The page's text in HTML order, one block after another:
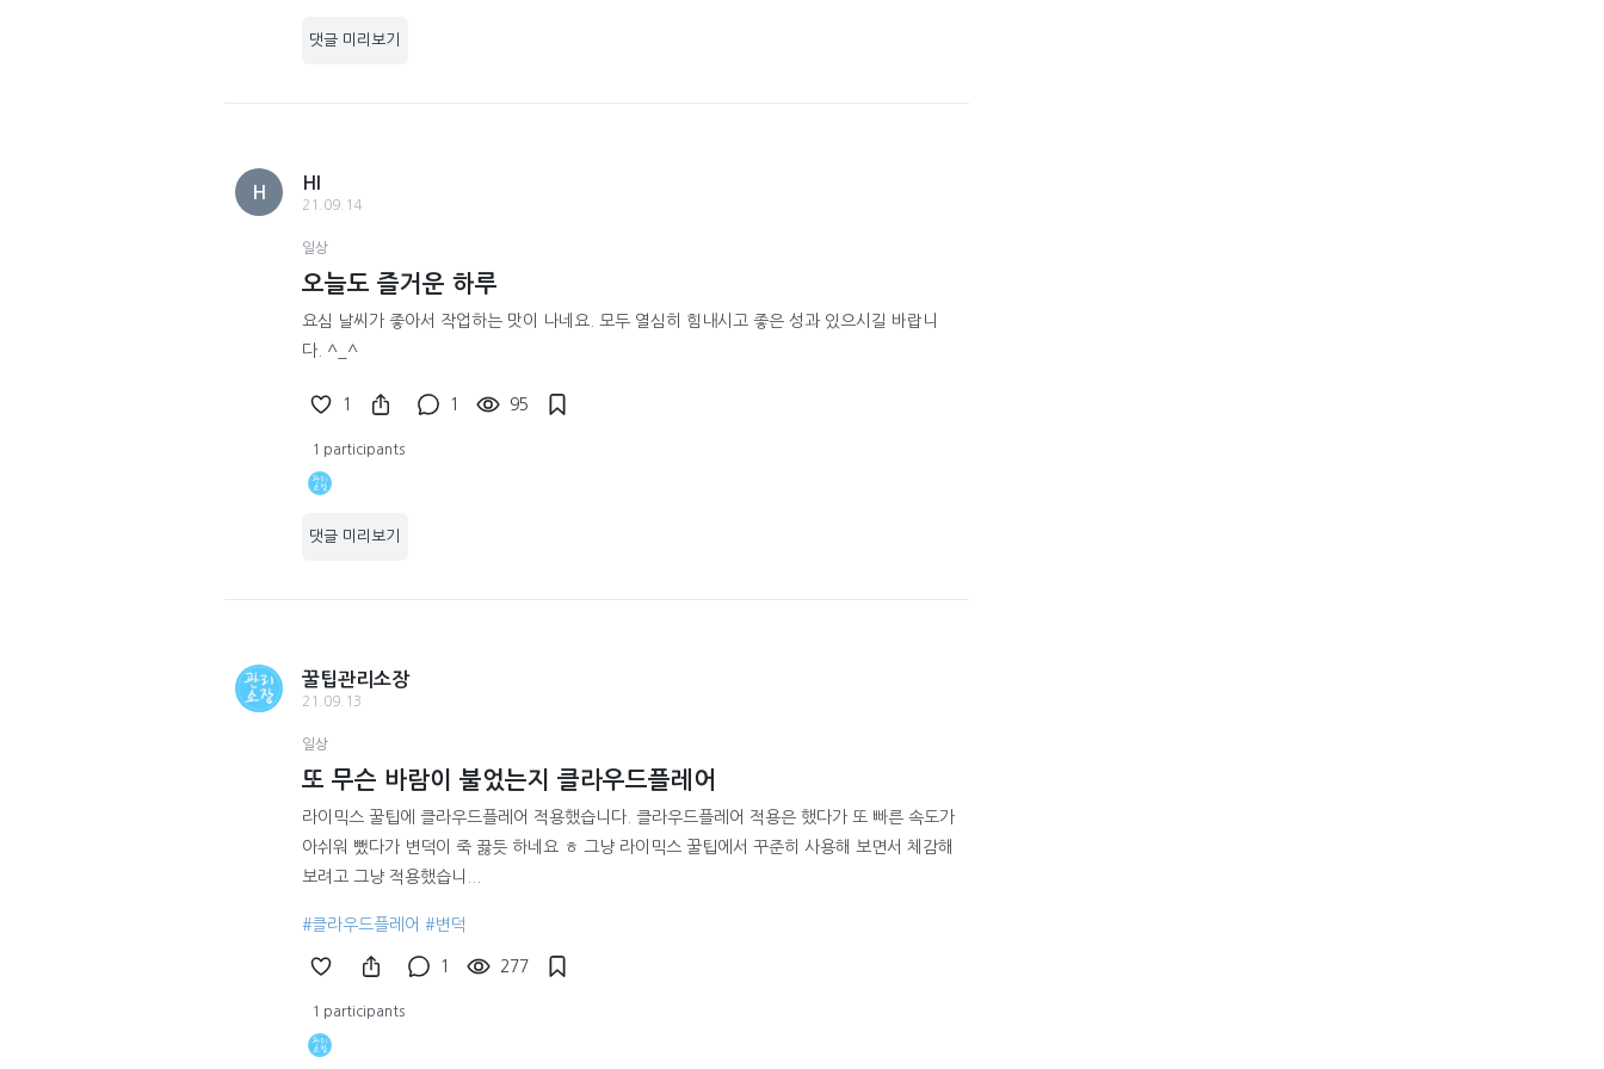
댓글 미리보기
H
HI
21.09.14
일상
오늘도 즐거운 하루
요심 날씨가 좋아서 작업하는 맛이 나네요. 모두 열심히 힘내시고 좋은 성과 있으시길 바랍니
다. ^_^
1 1 95
1 participants
댓글 미리보기
꿀팁관리소장
21.09.13
일상
또 무슨 바람이 불었는지 클라우드플레어
라이믹스 꿀팁에 클라우드플레어 적용했습니다. 클라우드플레어 적용은 했다가 또 빠른 속도가
아쉬워 뺐다가 변덕이 죽 끓듯 하네요 ㅎ 그냥 라이믹스 꿀팁에서 꾸준히 사용해 보면서 체감해
보려고 그냥 적용했습니...
#클라우드플레어 #변덕
1 277
1 participants